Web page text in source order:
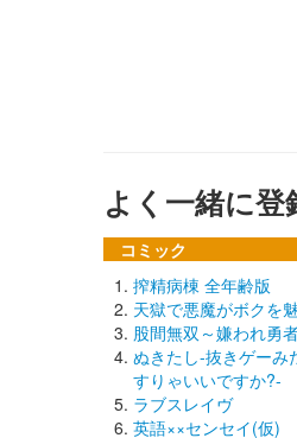
よく一緒に
コミック
搾精病棟 全年齢版
天獄で悪魔がボクを
股間無双～嫌われ勇
ぬきたし-抜きゲーみ
すりゃいいですか?-
ラブスレイヴ
英語××センセイ(仮)